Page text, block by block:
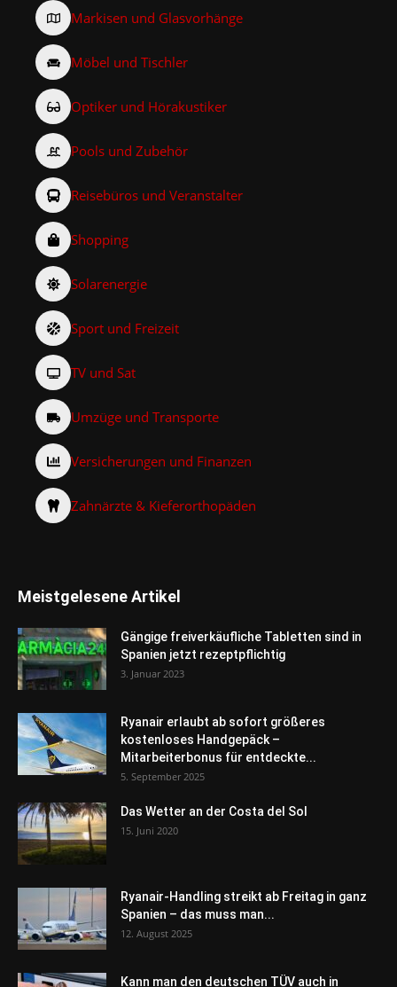
Markisen und Glasvorhänge
Möbel und Tischler
Optiker und Hörakustiker
Pools und Zubehör
Reisebüros und Veranstalter
Shopping
Solarenergie
Sport und Freizeit
TV und Sat
Umzüge und Transporte
Versicherungen und Finanzen
Zahnärzte & Kieferorthopäden
Meistgelesene Artikel
Gängige freiverkäufliche Tabletten sind in
Spanien jetzt rezeptpflichtig
3. Januar 2023
Ryanair erlaubt ab sofort größeres
kostenloses Handgepäck –
Mitarbeiterbonus für entdeckte...
5. September 2025
Das Wetter an der Costa del Sol
15. Juni 2020
Ryanair-Handling streikt ab Freitag in ganz
Spanien – das muss man...
12. August 2025
Kann man den deutschen TÜV auch in